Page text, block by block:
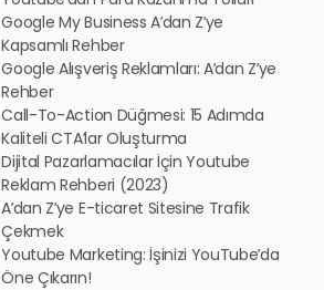
Google My Business A’dan Z’ye
Kapsamlı Rehber
Google Alışveriş Reklamları: A’dan Z’ye
Rehber
Call-To-Action Düğmesi: 15 Adımda
Kaliteli CTA’lar Oluşturma
Dijital Pazarlamacılar İçin Youtube
Reklam Rehberi (2023)
A’dan Z’ye E-ticaret Sitesine Trafik
Çekmek
Youtube Marketing: İşinizi YouTube’da
Öne Çıkarın!